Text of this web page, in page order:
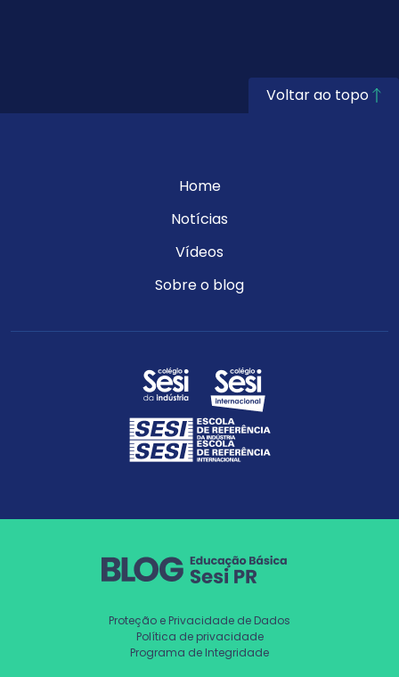
Voltar ao topo
Home
Notícias
Vídeos
Sobre o blog
Proteção e Privacidade de Dados
Política de privacidade
Programa de Integridade